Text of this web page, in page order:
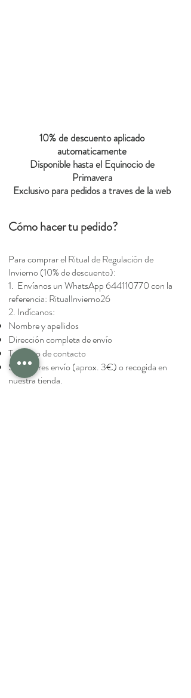
10% de descuento aplicado
automaticamente
Disponible hasta el Equinocio de
Primavera
Exclusivo para pedidos a traves de la web
Cómo hacer tu pedido?
Para comprar el Ritual de Regulación de
Invierno (10% de descuento):
1. Envíanos un WhatsApp 644110770con la
referencia: RitualInvierno26
2. Indícanos:
Nombre y apellidos
Dirección completa de envío
Teléfono de contacto
Si prefieres envío (aprox. 3€) o recogida en
nuestra tienda.